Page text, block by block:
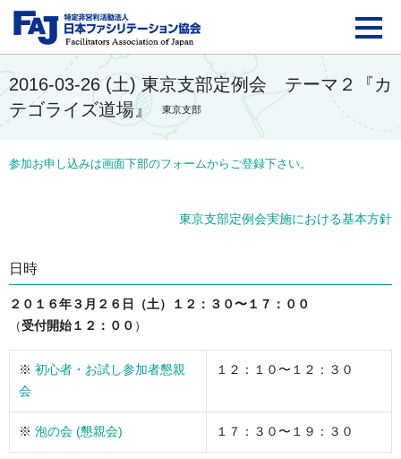
FAJ：特定非営利活動
2016-03-26 (土) 東京支部定例会 テーマ２『カ
テゴライズ道場』
東京支部
参加お申し込みは画面下部のフォームからご登録下さい。
東京支部定例会実施における基本方針
日時
２０１６年３月２６日（土）１２：３０〜１７：００
（受付開始１２：００ ）
※ 初心者・お試し参加者懇親
会
１２：１０〜１２：３０
※ 泡の会 (懇親会) １７：３０〜１９：３０